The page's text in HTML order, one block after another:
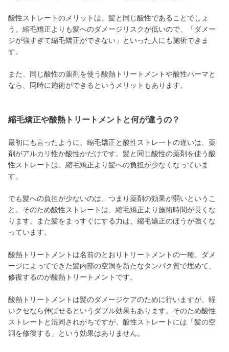
酸性ストレートのメリットは、髪と同じ酸性であることでしょ
う。縮毛矯正よりも髪へのダメージリスクが低いので、「ダメー
ジが強すぎて縮毛矯正ができない」といった人にも施術できま
す。
また、同じ酸性の薬剤を使う酸熱トリートメントや酸性パーマと
なら、同時に施術ができるというメリットもあります。
縮毛矯正や酸熱トリートメントと何が違うの？
最初にも言ったように、縮毛矯正と酸性ストレートの違いは、薬
剤がアルカリ性か酸性かだけです。髪と同じ酸性の薬剤を使う酸
性ストレートは、縮毛矯正より髪への負担が少なくなっていま
す。
でも髪への負担が少ないのは、つまり薬剤の効果が弱いというこ
と。そのため酸性ストレートは、縮毛矯正より施術時間が長くな
ります。また髪をまっすぐにする力は、縮毛矯正のほうが強くな
っています。
酸熱トリートメントは名前のとおりトリートメントの一種。ダメ
ージによってできた髪内部の空洞を新たなタンパク質で埋めて、
修復するのが酸熱トリートメントです。
酸熱トリートメントは髪のダメージケアのために行いますが、軽
いクセなら伸ばせるというダブル効果もあります。そのため酸性
ストレートと混同されがちですが、酸性ストレートには「髪の空
洞を修復する」という効果はありません。